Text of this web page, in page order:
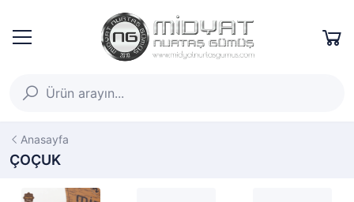
Anasayfa
ÇOÇUK